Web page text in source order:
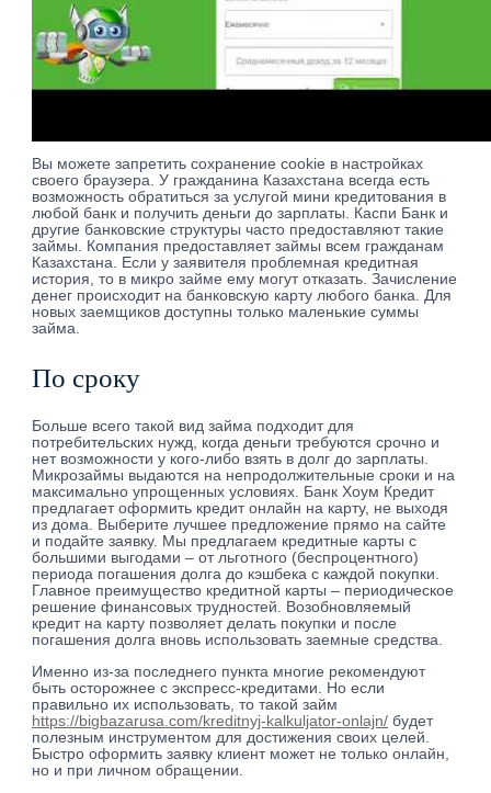
Вы можете запретить сохранение cookie в настройках
своего браузера. У гражданина Казахстана всегда есть
возможность обратиться за услугой мини кредитования в
любой банк и получить деньги до зарплаты. Каспи Банк и
другие банковские структуры часто предоставляют такие
займы. Компания предоставляет займы всем гражданам
Казахстана. Если у заявителя проблемная кредитная
история, то в микро займе ему могут отказать. Зачисление
денег происходит на банковскую карту любого банка. Для
новых заемщиков доступны только маленькие суммы
займа.
По сроку
Больше всего такой вид займа подходит для
потребительских нужд, когда деньги требуются срочно и
нет возможности у кого-либо взять в долг до зарплаты.
Микрозаймы выдаются на непродолжительные сроки и на
максимально упрощенных условиях. Банк Хоум Кредит
предлагает оформить кредит онлайн на карту, не выходя
из дома. Выберите лучшее предложение прямо на сайте
и подайте заявку. Мы предлагаем кредитные карты с
большими выгодами – от льготного (беспроцентного)
периода погашения долга до кэшбека с каждой покупки.
Главное преимущество кредитной карты – периодическое
решение финансовых трудностей. Возобновляемый
кредит на карту позволяет делать покупки и после
погашения долга вновь использовать заемные средства.
Именно из-за последнего пункта многие рекомендуют
быть осторожнее с экспресс-кредитами. Но если
правильно их использовать, то такой займ
https://bigbazarusa.com/kreditnyj-kalkuljator-onlajn/ будет
полезным инструментом для достижения своих целей.
Быстро оформить заявку клиент может не только онлайн,
но и при личном обращении.